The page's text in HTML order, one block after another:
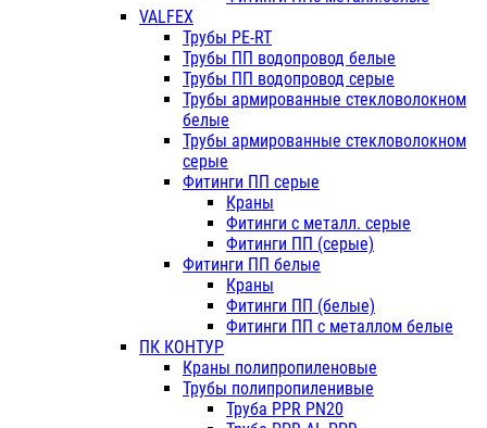
VALFEX
Трубы PE-RT
Трубы ПП водопровод белые
Трубы ПП водопровод серые
Трубы армированные стекловолокном
белые
Трубы армированные стекловолокном
серые
Фитинги ПП серые
Краны
Фитинги с металл. серые
Фитинги ПП (серые)
Фитинги ПП белые
Краны
Фитинги ПП (белые)
Фитинги ПП с металлом белые
ПК КОНТУР
Краны полипропиленовые
Трубы полипропиленивые
Труба PPR PN20